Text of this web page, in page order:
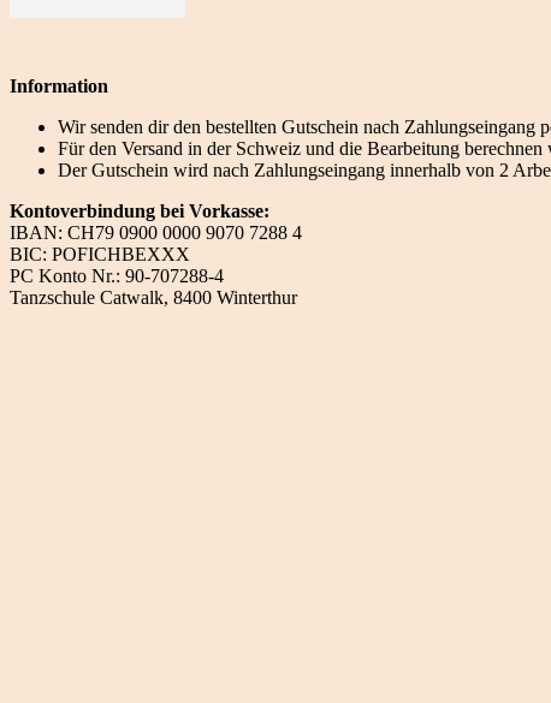
Information
Wir senden dir den bestellten Gutschein nach Zahlungseingang
Für den Versand in der Schweiz und die Bearbeitung
Der Gutschein wird nach Zahlungseingang innerhalb von 2
Kontoverbindung bei Vorkasse:
IBAN: CH79 0900 0000 9070 7288 4
BIC: POFICHBEXXX
PC Konto Nr.: 90-707288-4
Tanzschule Catwalk, 8400 Winterthur